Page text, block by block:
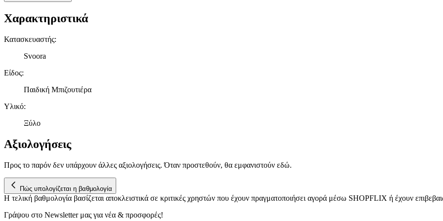
Χαρακτηριστικά
Κατασκευαστής:
Svoora
Είδος:
Παιδική Μπιζουτιέρα
Υλικό:
Ξύλο
Αξιολογήσεις
Προς το παρόν δεν υπάρχουν άλλες αξιολογήσεις. Όταν προστεθούν, θα εμφανιστούν εδώ.
Πώς υπολογίζεται η βαθμολογία
Η τελική βαθμολογία βασίζεται αποκλειστικά σε κριτικές χρηστών που έχουν πραγματοποιήσει αγορά μέσω SHOPFLIX ή έχουν
Γράψου στο Νewsletter μας για νέα & προσφορές!